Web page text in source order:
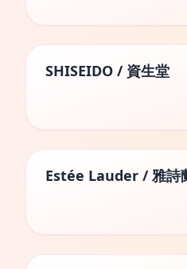
SHISEIDO / 資生堂
Estée Lauder / 雅詩